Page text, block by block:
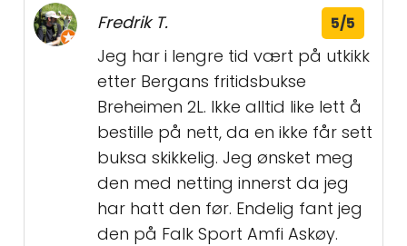
Fredrik T. 5/5
Jeg har i lengre tid vært på utkikk
etter Bergans fritidsbukse
Breheimen 2L. Ikke alltid like lett å
bestille på nett, da en ikke får sett
buksa skikkelig. Jeg ønsket meg
den med netting innerst da jeg
har hatt den før. Endelig fant jeg
den på Falk Sport Amfi Askøy.